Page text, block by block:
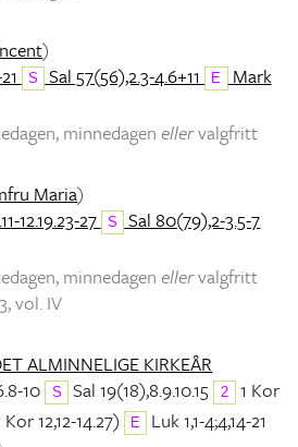
)
S Sal 57(56),2.3-4.6+11 E Mark
minnedagen ellervalgfritt
Maria)
12.19.23-27 S Sal 80(79),2-3.5-7
minnedagen ellervalgfritt
vol. IV
ALMINNELIGE KIRKEÅR
10 S Sal 19(18),8.9.10.15 2
1 Kor
Kor 12,12-14.27) E
Luk 1,1-4;4,14-21